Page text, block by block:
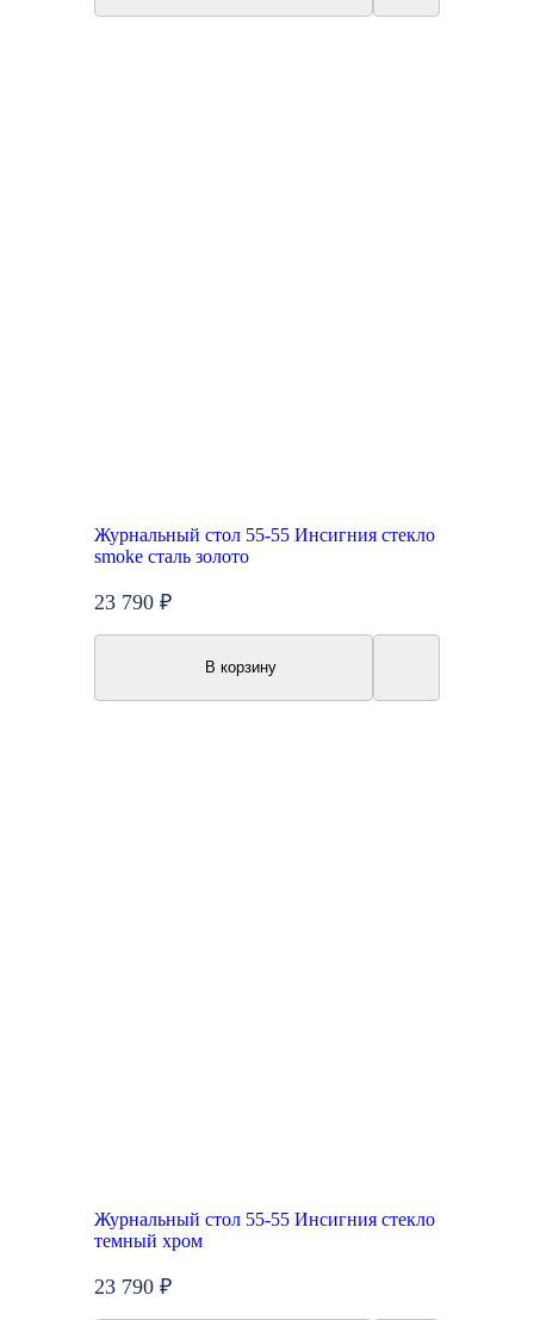
Журнальный стол 55-55 Инсигния стекло
smoke сталь золото
23 790 ₽
В корзину
Журнальный стол 55-55 Инсигния стекло
темный хром
23 790 ₽